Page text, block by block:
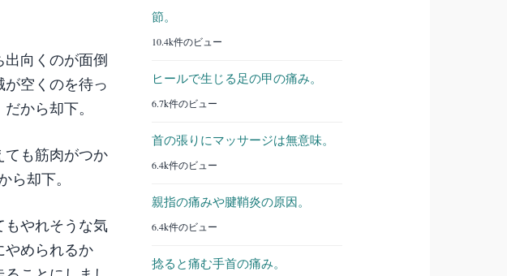
向くのが面倒
空くのを待っ
から却下。
ても筋肉がつか
却下。
やれそうな気
やめられるか
節。
10.4k件のビュー
ヒールで生じる足の甲の痛み。
6.7k件のビュー
首の張りにマッサージは無意味。
6.4k件のビュー
親指の痛みや腱鞘炎の原因。
6.4k件のビュー
捻ると痛む手首の痛み。